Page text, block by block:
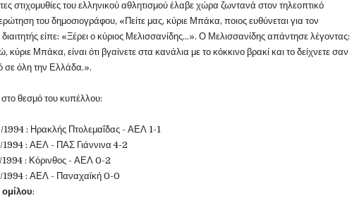
στιχομυθίες του ελληνικού αθλητισμού έλαβε χώρα ζωντανά στον τηλεοπτικό
του δημοσιογράφου, «Πείτε μας, κύριε Μπάκα, ποιος ευθύνεται για τον
είπε: «Ξέρει ο κύριος Μελισσανίδης...». Ο Μελισσανίδης απάντησε λέγοντας:
Μπάκα, είναι ότι βγαίνετε στα κανάλια με το κόκκινο βρακί και το δείχνετε σαν
σε όλη την Ελλάδα.».
θεσμό του κυπέλλου:
: Ηρακλής Πτολεμαΐδας - ΑΕΛ 1-1
: ΑΕΛ - ΠΑΣ Γιάννινα 4-2
: Κόρινθος - ΑΕΛ 0-2
1994 : ΑΕΛ - Παναχαϊκή 0-0
: